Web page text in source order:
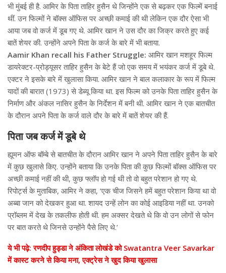
भी मुंबई ही है. आमिर के पिता ताहिर हुसैन थे जिन्होंने एक से बढ़कर एक फिल्में बनाई
थीं. उन फिल्मों ने बॉक्स ऑफिस पर अच्छी कमाई की थी लेकिन एक दौर ऐसा भी
आया जब वो कर्ज में डूब गए थे. आमिर खान ने उस दौर का जिक्र करते हुए कई
बातें शेयर की. उन्होंने अपने पिता के कर्ज के बारे में भी बताया.
Aamir Khan recall his Father Struggle: आमिर खान मशहूर फिल्म
डायरेक्टर-प्रोड्यूसर ताहिर हुसैन के बेटे हैं जो एक समय में भयंकर कर्ज में डूबे थे.
एक्टर ने इसके बारे में खुलासा किया. आमिर खान ने बाल कलाकार के रूप में फिल्म
यादों की बारात (1973) से डेब्यू किया था. इस फिल्म को उनके पिता ताहिर हुसैन के
निर्माण और अंकल नासिर हुसैन के निर्देशन में बनी थी. आमिर खान ने एक बातचीत
के दौरान अपने पिता के कर्ज वाले दौर के बारे में बातें शेयर की हैं.
पिता जब कर्ज में डूबे थे
ह्यूमन ऑफ बॉम्बे से बातचीत के दौरान आमिर खान ने अपने पिता ताहिर हुसैन के बारे
में कुछ खुलासे किए. उन्होंने बताया कि उनके पिता की कुछ फिल्मों बॉक्स ऑफिस पर
अच्छी कमाई नहीं की थी, कुछ फ्लॉप हो गई थी तो वो बहुत परेशान हो गए थे.
रिपोर्ट्स के मुताबिक, आमिर ने कहा, ‘एक चीज जिसने हमें बहुत परेशान किया था वो
अब्बा जान को देखकर हुआ था. शायद उन्हें लोन का कोई आइडिया नहीं था. उनको
प्रॉब्लम में देख के तकलीफ होती थी. हम अक्सर देखते थे कि वो उन लोगों से फोन
पर बात करते थे जिनसे उन्होंने पैसे लिए थे.’
ये भी पढ़े: रणदीप हुड्डा ने अंकिता लोखंडे को Swatantra Veer Savarkar
में कास्ट करने से किया मना, एक्ट्रेस ने खुद किया खुलासा